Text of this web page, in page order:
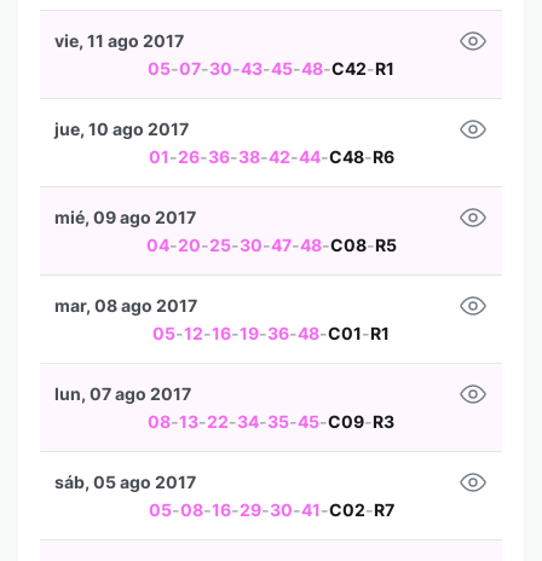
05-07-30-43-45-48-C42-R1
vie, 11 ago 2017
01-26-36-38-42-44-C48-R6
jue, 10 ago 2017
04-20-25-30-47-48-C08-R5
mié, 09 ago 2017
05-12-16-19-36-48-C01-R1
mar, 08 ago 2017
08-13-22-34-35-45-C09-R3
lun, 07 ago 2017
05-08-16-29-30-41-C02-R7
sáb, 05 ago 2017